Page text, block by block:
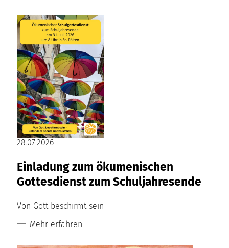
28.07.2026
Einladung zum ökumenischen
Gottesdienst zum Schuljahresende
Von Gott beschirmt sein
Mehr erfahren